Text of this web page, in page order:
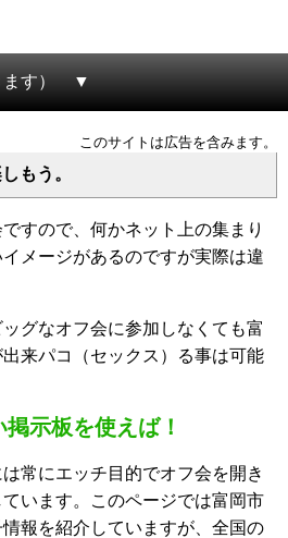
す）
このサイトは広告を含みます。
もう。
すので、何かネット上の集まり
メージがあるのですが実際は違
グなオフ会に参加しなくても富
来パコ（セックス）る事は可能
示板を使えば！
常にエッチ目的でオフ会を開き
います。このページでは富岡市
報を紹介していますが、全国の